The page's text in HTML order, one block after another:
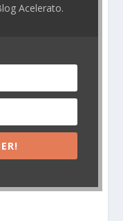
Acelerato.